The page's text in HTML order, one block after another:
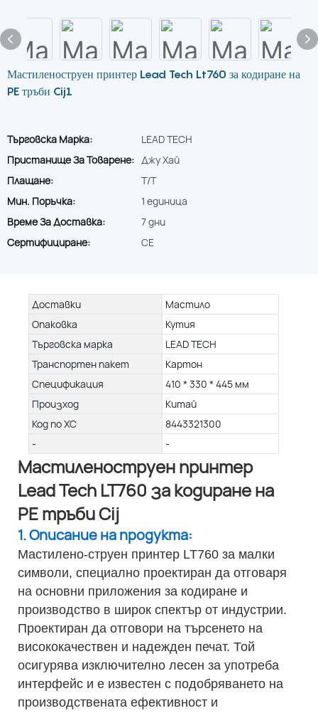
Мастиленоструен принтер Lead Tech Lt760 за кодиране на
PE тръби Cij1
Търговска Марка:
LEAD TECH
Пристанище За Товарене: Джу Хай
Плащане:
T/T
Мин. Поръчка:
1 единица
Време За Доставка:
7 дни
Сертифициране:
CE
Доставки
Мастило
Опаковка
Кутия
Търговска марка
LEAD TECH
Транспортен пакет
Картон
Спецификация
410 * 330 * 445 мм
Произход
Китай
Код по ХС
8443321300
-
-
Мастиленоструен принтер
Lead Tech LT760 за кодиране на
PE тръби Cij
1. Описание на продукта:
Мастилено-струен принтер LT760 за малки
символи, специално проектиран да отговаря
на основни приложения за кодиране и
производство в широк спектър от индустрии.
Проектиран да отговори на търсенето на
висококачествен и надежден печат. Той
осигурява изключително лесен за употреба
интерфейс и е известен с подобряването на
производствената ефективност и